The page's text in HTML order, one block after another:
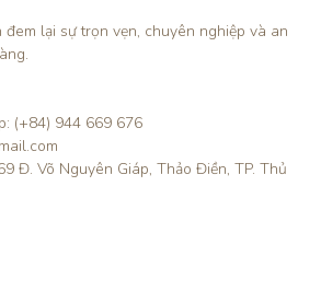
đem lại sự trọn vẹn, chuyên nghiệp và an
(+84) 944 669 676
Đ. Võ Nguyên Giáp, Thảo Điền, TP. Thủ